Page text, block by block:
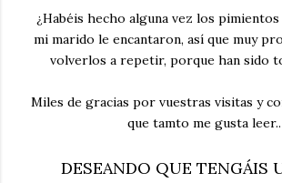
¿Habéis hecho alguna vez los
mi marido le encantaron, así que muy
volverlos a repetir, porque han sido
Miles de gracias por vuestras visitas y
que tamto me gusta leer..
DESEANDO QUE TENGÁIS